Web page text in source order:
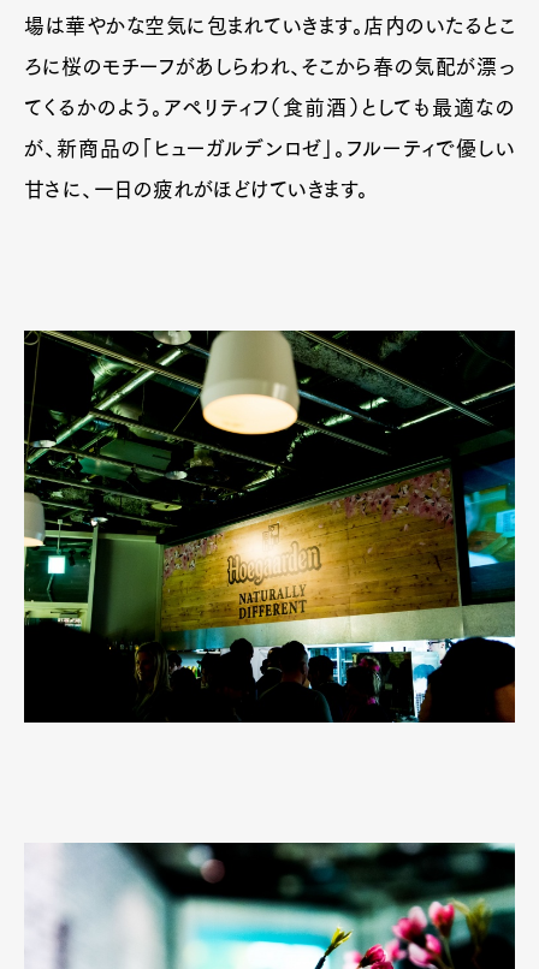
場は華やかな空気に包まれていきます。店内のいたるとこ
ろに桜のモチーフがあしらわれ、そこから春の気配が漂っ
てくるかのよう。アペリティフ（食前酒）としても最適なの
が、新商品の「ヒューガルデンロゼ」。フルーティで優しい
甘さに、一日の疲れがほどけていきます。